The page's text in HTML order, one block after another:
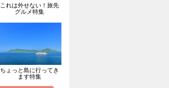
これは外せない！旅先
グルメ特集
ちょっと島に行ってき
ます特集